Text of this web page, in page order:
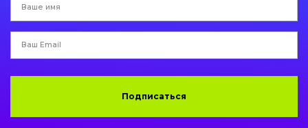
Подписаться